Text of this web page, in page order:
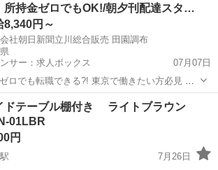
所持金ゼロでもOK!/朝夕刊配達スタ…
8,340円～
社朝日新聞立川総合販売 田園調布
サー：求人ボックス
07月07日
ロでも転職できる?! 東京で働きたい方必見 即
の寮・社宅あり! 引っ越しや上京の費用は”すべ
!電話面接もOK! 魅力ポイント 家具家電付きの
ドテーブル棚付き ライトブラウン
01LBR
円
7月26日